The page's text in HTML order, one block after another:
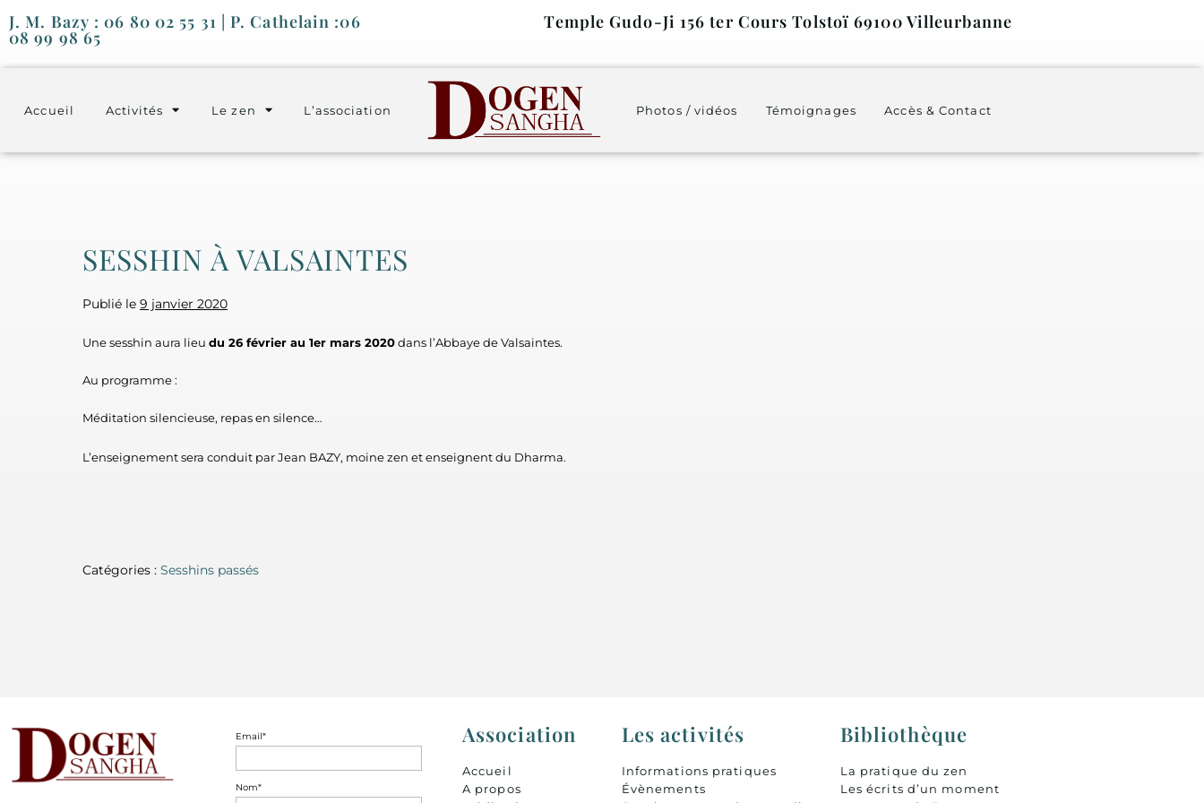
J. M. Bazy : 06 80 02 55 31 | P. Cathelain :06
08 99 98 65
Temple Gudo-Ji 156 ter Cours Tolstoï 69100 Villeurbanne
Accueil Activités Le zen L’association Photos / vidéos Témoignages Accès & Contact
SESSHIN À VALSAINTES
Publié le 9 janvier 2020
Une sesshin aura lieu du 26 février au 1er mars 2020dans l’Abbaye de Valsaintes.
Au programme :
Méditation silencieuse, repas en silence…
L’enseignement sera conduit par Jean BAZY, moine zen et enseignent du Dharma.
Catégories : Sesshins passés
Email*
Nom*
Association
Accueil
A propos
Les activités
Informations pratiques
Évènements
Bibliothèque
La pratique du zen
Les écrits d’un moment